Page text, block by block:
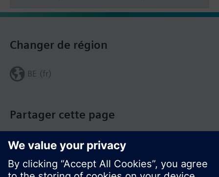
Partager cette page
Changer de région
BE (fr)